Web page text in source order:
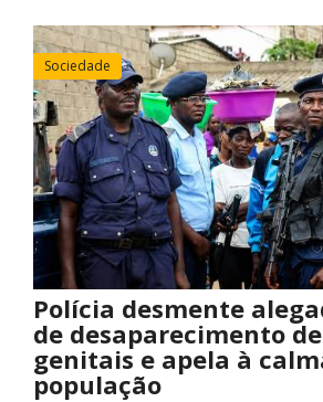
Sociedade
Polícia desmente
de desaparecimento
genitais e apela à
população